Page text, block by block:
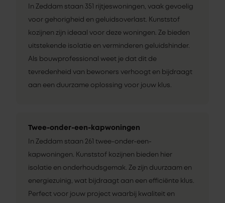
In Zeddam staan 351 rijtjeswoningen, vaak gevoelig
voor gehorigheid en geluidsoverlast. Kunststof
kozijnen zijn ideaal voor deze woningen. Ze bieden
uitstekende isolatie en verminderen geluidshinder.
Als bouwprofessional weet je dat dit de
tevredenheid van bewoners verhoogt en bijdraagt
aan een duurzame oplossing voor jouw klus.
Twee-onder-een-kapwoningen
In Zeddam staan 261 twee-onder-een-
kapwoningen. Kunststof kozijnen bieden hier
isolatie en onderhoudsgemak. Ze zijn duurzaam en
energiezuinig, wat bijdraagt aan een efficiënte klus.
Perfect voor jouw project waarbij kwaliteit en